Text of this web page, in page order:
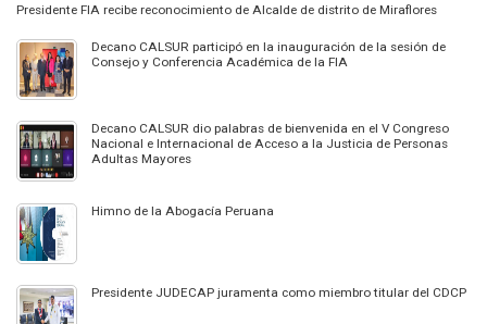
Presidente FIA recibe reconocimiento de Alcalde de distrito de Miraflores
Decano CALSUR participó en la inauguración de la sesión de
Consejo y Conferencia Académica de la FIA
Decano CALSUR dio palabras de bienvenida en el V Congreso
Nacional e Internacional de Acceso a la Justicia de Personas
Adultas Mayores
Himno de la Abogacía Peruana
Presidente JUDECAP juramenta como miembro titular del CDCP